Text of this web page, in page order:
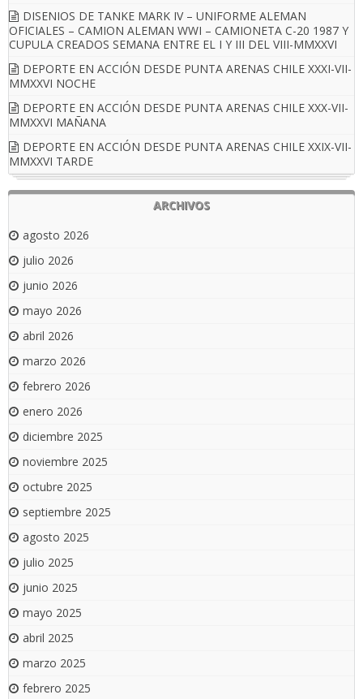
DISENIOS DE TANKE MARK IV – UNIFORME ALEMAN
OFICIALES – CAMION ALEMAN WWI – CAMIONETA C-20 1987 Y
CUPULA CREADOS SEMANA ENTRE EL I Y III DEL VIII-MMXXVI
DEPORTE EN ACCIÓN DESDE PUNTA ARENAS CHILE XXXI-VII-
MMXXVI NOCHE
DEPORTE EN ACCIÓN DESDE PUNTA ARENAS CHILE XXX-VII-
MMXXVI MAÑANA
DEPORTE EN ACCIÓN DESDE PUNTA ARENAS CHILE XXIX-VII-
MMXXVI TARDE
ARCHIVOS
agosto 2026
julio 2026
junio 2026
mayo 2026
abril 2026
marzo 2026
febrero 2026
enero 2026
diciembre 2025
noviembre 2025
octubre 2025
septiembre 2025
agosto 2025
julio 2025
junio 2025
mayo 2025
abril 2025
marzo 2025
febrero 2025